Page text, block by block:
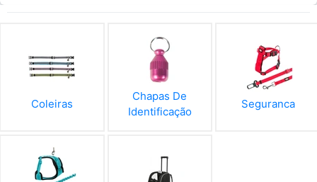
Coleiras
Chapas De
Identificação
Seguranca